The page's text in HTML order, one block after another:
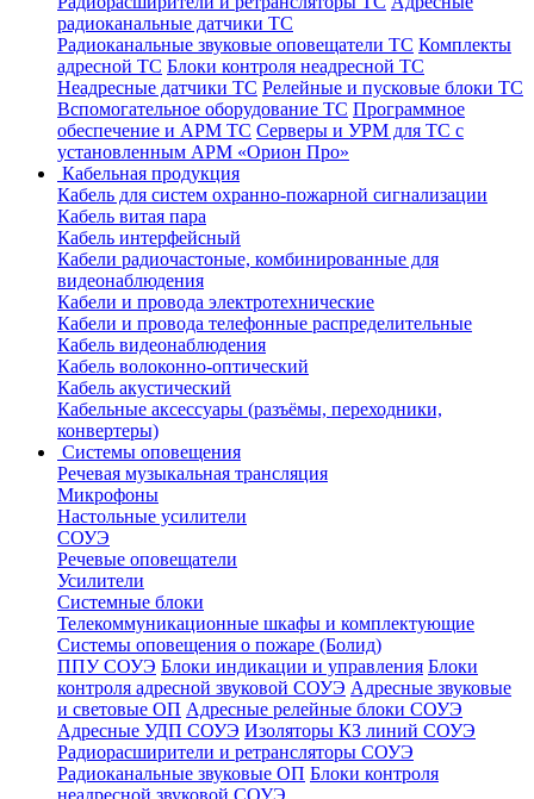
радиоканальные датчики ТС
Радиоканальные звуковые оповещатели ТС Комплекты
адресной ТС Блоки контроля неадресной ТС
Неадресные датчики ТС Релейные и пусковые блоки ТС
Вспомогательное оборудование ТС Программное
обеспечение и АРМ ТС Серверы и УРМ для ТС с
установленным АРМ «Орион Про»
Кабельная продукция
Кабель для систем охранно-пожарной сигнализации
Кабель витая пара
Кабель интерфейсный
Кабели радиочастоные, комбинированные для
видеонаблюдения
Кабели и провода электротехнические
Кабели и провода телефонные распределительные
Кабель видеонаблюдения
Кабель волоконно-оптический
Кабель акустический
Кабельные аксессуары (разъёмы, переходники,
конвертеры)
Системы оповещения
Речевая музыкальная трансляция
Микрофоны
Настольные усилители
СОУЭ
Речевые оповещатели
Усилители
Системные блоки
Телекоммуникационные шкафы и комплектующие
Системы оповещения о пожаре (Болид)
ППУ СОУЭ Блоки индикации и управления Блоки
контроля адресной звуковой СОУЭ Адресные звуковые
и световые ОП Адресные релейные блоки СОУЭ
Адресные УДП СОУЭ Изоляторы КЗ линий СОУЭ
Радиорасширители и ретрансляторы СОУЭ
Радиоканальные звуковые ОП Блоки контроля
неадресной звуковой СОУЭ